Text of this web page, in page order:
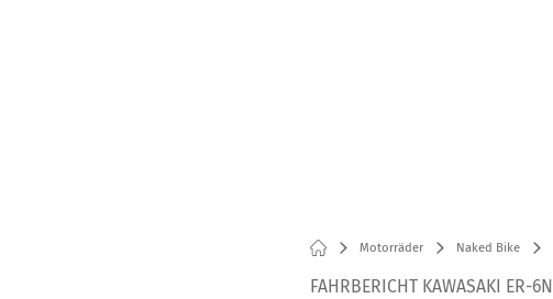
Motorräder Naked Bike
FAHRBERICHT KAWASAKI ER-6N